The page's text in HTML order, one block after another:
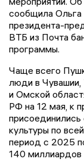
сообщила Ольга
президента-
ВТБ из Почта
программы.
Чаще всего
люди в Чувашии,
и Омской
РФ на 12 мая, к
культуры по
период с 2025
140 миллиардов